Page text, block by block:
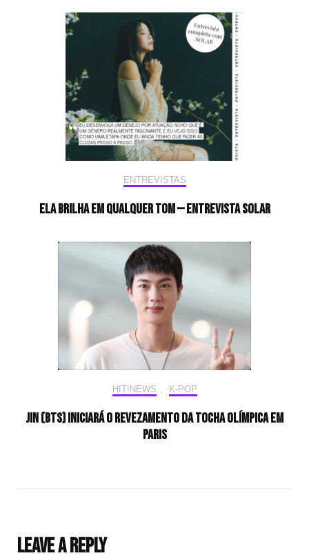
ENTREVISTAS
Ela brilha em qualquer tom — Entrevista Solar
HIT!NEWS , K-POP
Jin (BTS) iniciará o revezamento da tocha olímpica em
Paris
Leave a Reply